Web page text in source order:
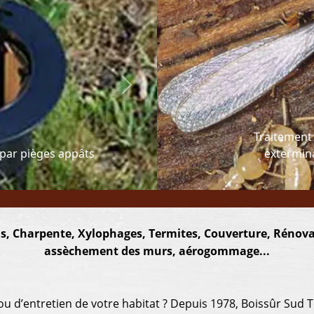
pièges appâts
Next
Traitement
Previous
Charpente, Xylophages, Termites, Couverture,
assèchement des murs, aérogommage...
de votre habitat ? Depuis 1978, Boissûr